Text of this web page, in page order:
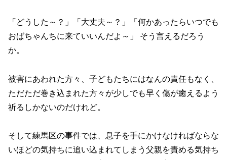
「どうした～？」「大丈夫～？」「何かあったらいつでも
おばちゃんちに来ていいんだよ～」 そう言えるだろう
か。
被害にあわれた方々、子どもたちにはなんの責任もなく、
ただただ巻き込まれた方々が少しでも早く傷が癒えるよう
祈るしかないのだけれど。
そして練馬区の事件では、息子を手にかけなければならな
いほどの気持ちに追い込まれてしまう父親を責める気持ち